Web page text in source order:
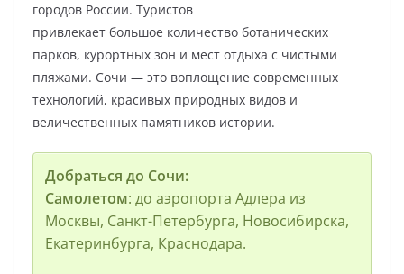
городов России. Туристов
привлекает большое количество ботанических
парков, курортных зон и мест отдыха с чистыми
пляжами. Сочи — это воплощение современных
технологий, красивых природных видов и
величественных памятников истории.
Добраться до Сочи:
Самолетом: до аэропорта Адлера из
Москвы, Санкт-Петербурга, Новосибирска,
Екатеринбурга, Краснодара.